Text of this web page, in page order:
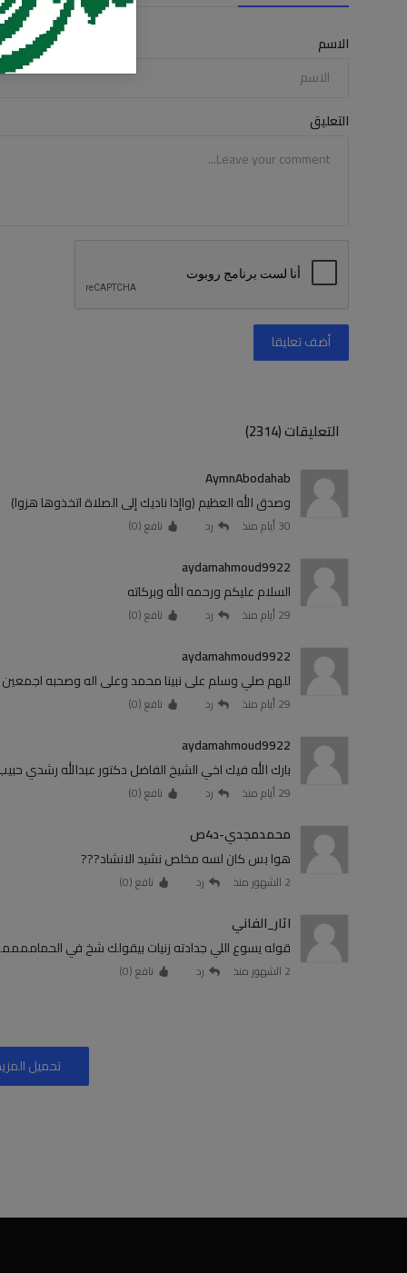
الاسم
التعليق
أضف تعليقا
التعليقات (2314)
AymnAbodahab
وصدق الله العظيم (واإذا ناديك إلى الصلاة اتخذوها هزوا)
30 أيام منذ رد نافع (0
)
aydamahmoud9922
السلام عليكم ورحمه الله وبركاته
29 أيام منذ رد نافع (0
)
aydamahmoud9922
للهم صلي وسلم على نبينا محمد وعلى اله وصحبه
29 أيام منذ رد نافع (0
)
aydamahmoud9922
بارك الله فيك اخي الشيخ الفاضل دكتور عبدالله رشدي
29 أيام منذ رد نافع (0
)
محمدمجدي-د4ص
هوا بس كان لسه مخلص نشيد الانشاد???
2 الشهور منذ رد نافع (0
)
اثار_الفاني
قوله يسوع اللي جدادته زنيات بيقولك شخ في
2 الشهور منذ رد نافع (0
)
تحميل